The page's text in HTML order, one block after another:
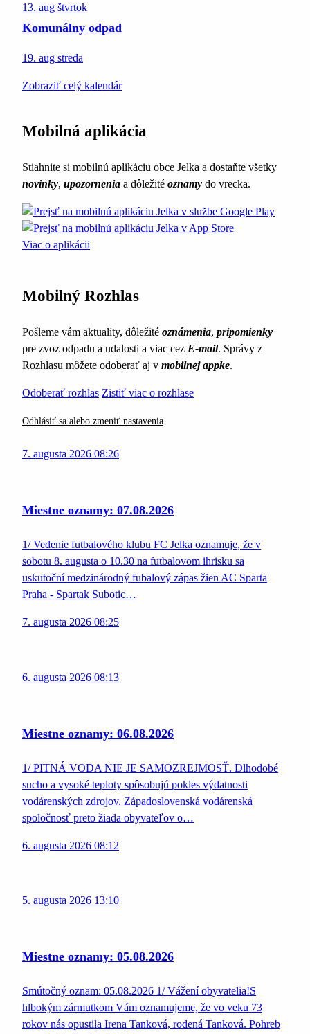
13. aug štvrtok
Komunálny odpad
19. aug streda
Zobraziť celý kalendár
Mobilná aplikácia
Stiahnite si mobilnú aplikáciu obce Jelka a dostaňte všetky
novinky, upozornenia a dôležité oznamy do vrecka.
Viac o aplikácii
Mobilný Rozhlas
Pošleme vám aktuality, dôležité oznámenia, pripomienky
pre zvoz odpadu a udalosti a viac cez E-mail. Správy z
Rozhlasu môžete odoberať aj v mobilnej appke.
Odoberať rozhlas Zistiť viac o rozhlase
Odhlásiť sa alebo zmeniť nastavenia
7. augusta 2026 08:26
Miestne oznamy: 07.08.2026
1/ Vedenie futbalového klubu FC Jelka oznamuje, že v
sobotu 8. augusta o 10.30 na futbalovom ihrisku sa
uskutoční medzinárodný fubalový zápas žien AC Sparta
Praha - Spartak Subotic…
7. augusta 2026 08:25
6. augusta 2026 08:13
Miestne oznamy: 06.08.2026
1/ PITNÁ VODA NIE JE SAMOZREJMOSŤ. Dlhodobé
sucho a vysoké teploty spôsobujú pokles výdatnosti
vodárenských zdrojov. Západoslovenská vodárenská
spoločnosť preto žiada obyvateľov o…
6. augusta 2026 08:12
5. augusta 2026 13:10
Miestne oznamy: 05.08.2026
Smútočný oznam: 05.08.2026 1/ Vážení obyvatelia!S
hlbokým zármutkom Vám oznamujeme, že vo veku 73
rokov nás opustila Irena Tanková, rodená Tanková. Pohreb